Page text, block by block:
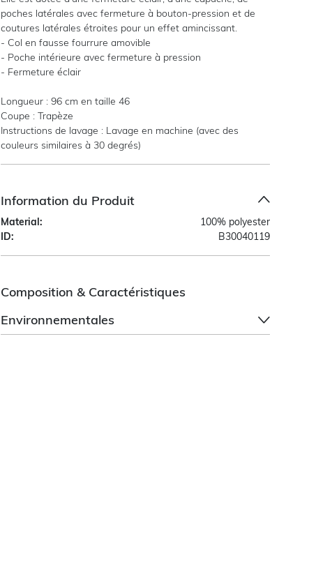
poches latérales avec fermeture à bouton-pression et de
coutures latérales étroites pour un effet amincissant.
- Col en fausse fourrure amovible
- Poche intérieure avec fermeture à pression
- Fermeture éclair
Longueur : 96 cm en taille 46
Coupe : Trapèze
Instructions de lavage : Lavage en machine (avec des
couleurs similaires à 30 degrés)
Information du Produit
Material:
100% polyester
ID:
B30040119
Composition & Caractéristiques
Environnementales